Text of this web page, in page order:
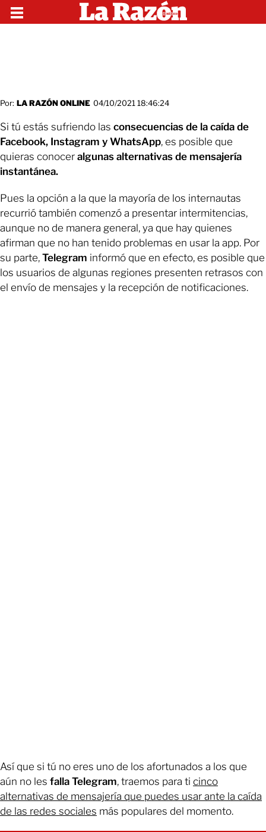
Por: LA RAZÓN ONLINE 04/10/2021 18:46:24
Si tú estás sufriendo las consecuencias de la caída de
Facebook, Instagram y WhatsApp, es posible que
quieras conocer algunas alternativas de mensajería
instantánea.
Pues la opción a la que la mayoría de los internautas
recurrió también comenzó a presentar intermitencias,
aunque no de manera general, ya que hay quienes
afirman que no han tenido problemas en usar la app. Por
su parte, Telegram informó que en efecto, es posible que
los usuarios de algunas regiones presenten retrasos con
el envío de mensajes y la recepción de notificaciones.
Así que si tú no eres uno de los afortunados a los que
aún no les falla Telegram, traemos para ti cinco
alternativas de mensajería que puedes usar ante la caída
de las redes sociales más populares del momento.